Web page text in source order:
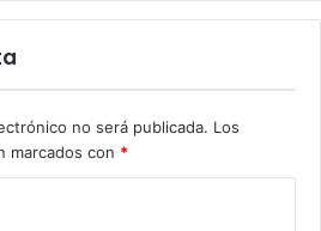
no será publicada. Los
marcados con *